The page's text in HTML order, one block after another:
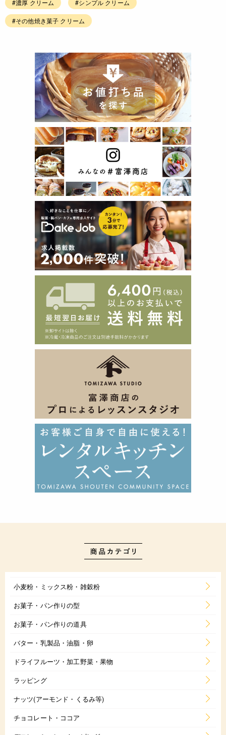
#濃厚 クリーム #シンプル クリーム
#その他焼き菓子 クリーム
小麦粉・ミックス粉・雑穀粉
お菓子・パン作りの型
お菓子・パン作りの道具
バター・乳製品・油脂・卵
ドライフルーツ・加工野菜・果物
ラッピング
ナッツ(アーモンド・くるみ等)
チョコレート・ココア